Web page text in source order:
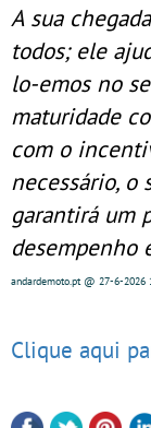
A sua
todos; ele
lo-emos no
maturidade
com o
necessário, o
garantirá um
desempenho
andardemoto.pt @ 27-6-2026
Clique aqui